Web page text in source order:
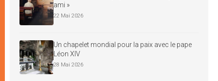
ami »
22 Mai 2026
Un chapelet mondial pour la paix avec le pape
Léon XIV
28 Mai 2026